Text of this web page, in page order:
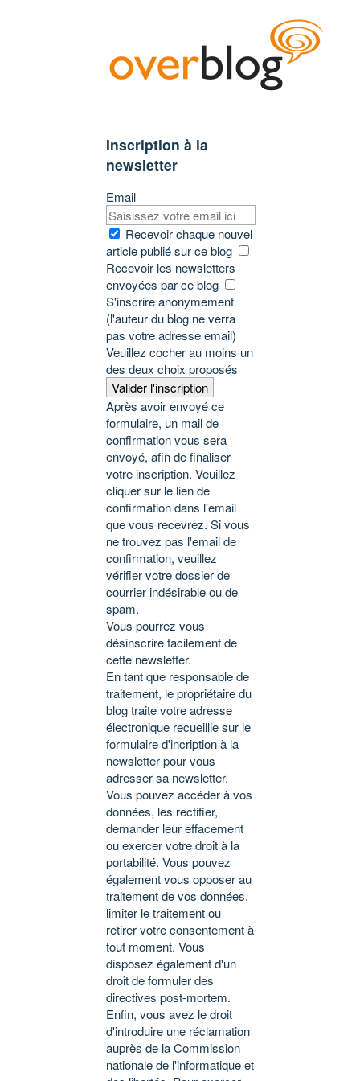
Inscription à la
newsletter
Email
Recevoir chaque nouvel
article publié sur ce blog
Recevoir les newsletters
envoyées par ce blog
S'inscrire anonymement
(l'auteur du blog ne verra
pas votre adresse email)
Veuillez cocher au moins un
des deux choix proposés
Valider l'inscription
Après avoir envoyé ce
formulaire, un mail de
confirmation vous sera
envoyé, afin de finaliser
votre inscription. Veuillez
cliquer sur le lien de
confirmation dans l'email
que vous recevrez. Si vous
ne trouvez pas l'email de
confirmation, veuillez
vérifier votre dossier de
courrier indésirable ou de
spam.
Vous pourrez vous
désinscrire facilement de
cette newsletter.
En tant que responsable de
traitement, le propriétaire du
blog traite votre adresse
électronique recueillie sur le
formulaire d'incription à la
newsletter pour vous
adresser sa newsletter.
Vous pouvez accéder à vos
données, les rectifier,
demander leur effacement
ou exercer votre droit à la
portabilité. Vous pouvez
également vous opposer au
traitement de vos données,
limiter le traitement ou
retirer votre consentement à
tout moment. Vous
disposez également d'un
droit de formuler des
directives post-mortem.
Enfin, vous avez le droit
d'introduire une réclamation
auprès de la Commission
nationale de l'informatique et